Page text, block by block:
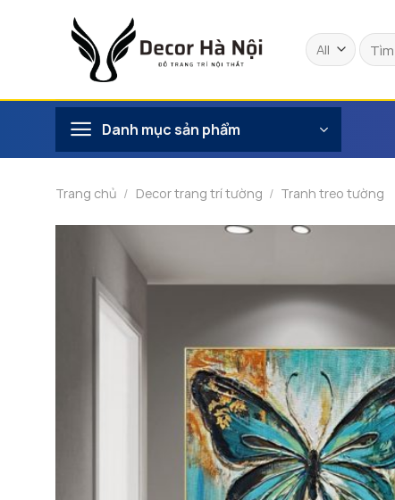
Tìm
kiếm:
Danh mục sản phẩm
Trang chủ / Decor trang trí tường / Tranh treo tường